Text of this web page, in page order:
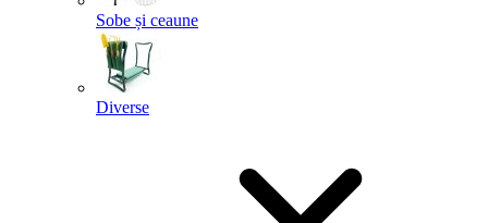
Sobe și ceaune
Diverse